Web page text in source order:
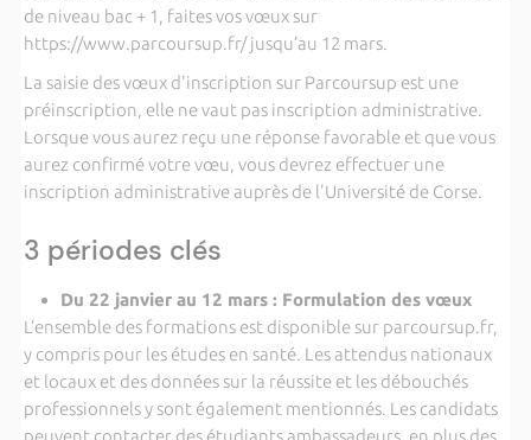
de niveau bac + 1, faites vos vœux sur
https://www.parcoursup.fr/ jusqu’au 12 mars.
La saisie des vœux d'inscription sur Parcoursup est une
préinscription, elle ne vaut pas inscription administrative.
Lorsque vous aurez reçu une réponse favorable et que vous
aurez confirmé votre vœu, vous devrez effectuer une
inscription administrative auprès de l'Université de Corse.
3 périodes clés
Du 22 janvier au 12 mars : Formulation des vœux
L’ensemble des formations est disponible sur parcoursup.fr,
y compris pour les études en santé. Les attendus nationaux
et locaux et des données sur la réussite et les débouchés
professionnels y sont également mentionnés. Les candidats
peuvent contacter des étudiants ambassadeurs, en plus des